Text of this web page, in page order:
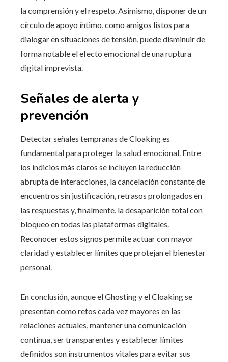
la comprensión y el respeto. Asimismo, disponer de un
círculo de apoyo íntimo, como amigos listos para
dialogar en situaciones de tensión, puede disminuir de
forma notable el efecto emocional de una ruptura
digital imprevista.
Señales de alerta y
prevención
Detectar señales tempranas de Cloaking es
fundamental para proteger la salud emocional. Entre
los indicios más claros se incluyen la reducción
abrupta de interacciones, la cancelación constante de
encuentros sin justificación, retrasos prolongados en
las respuestas y, finalmente, la desaparición total con
bloqueo en todas las plataformas digitales.
Reconocer estos signos permite actuar con mayor
claridad y establecer límites que protejan el bienestar
personal.
En conclusión, aunque el Ghosting y el Cloaking se
presentan como retos cada vez mayores en las
relaciones actuales, mantener una comunicación
continua, ser transparentes y establecer límites
definidos son instrumentos vitales para evitar sus